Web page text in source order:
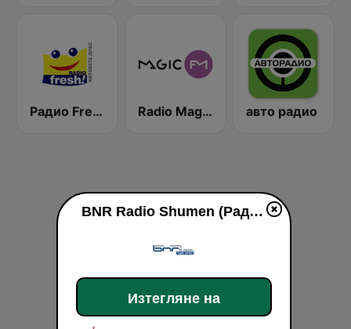
Радио Fresh! 100.3 FM Radio Magic FM 92.4 авто радио
BNR Radio Shumen (Радио Шумен)
Изтегляне на